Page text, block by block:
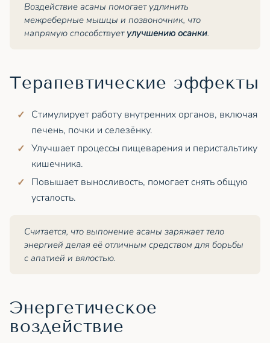
Воздействие асаны помогает удлинить
межреберные мышцы и позвоночник, что
напрямую способствует улучшению осанки.
Терапевтические эффекты
Cтимулирует работу внутренних органов, включая
печень, почки и селезёнку.
Улучшает процессы пищеварения и перистальтику
кишечника.
Повышает выносливость, помогает снять общую
усталость.
Считается, что выпонение асаны заряжает тело
энергией делая её отличным средством для борьбы
с апатией и вялостью.
Энергетическое
воздействие